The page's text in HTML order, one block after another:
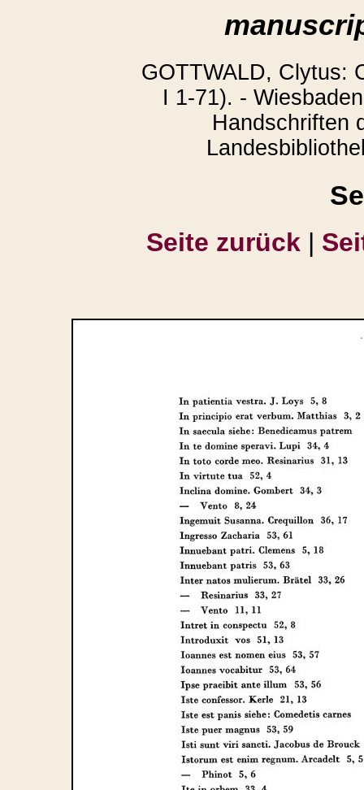
GOTTWALD, Clytus:
I 1-71). -
Handschriften
Seite zurück |